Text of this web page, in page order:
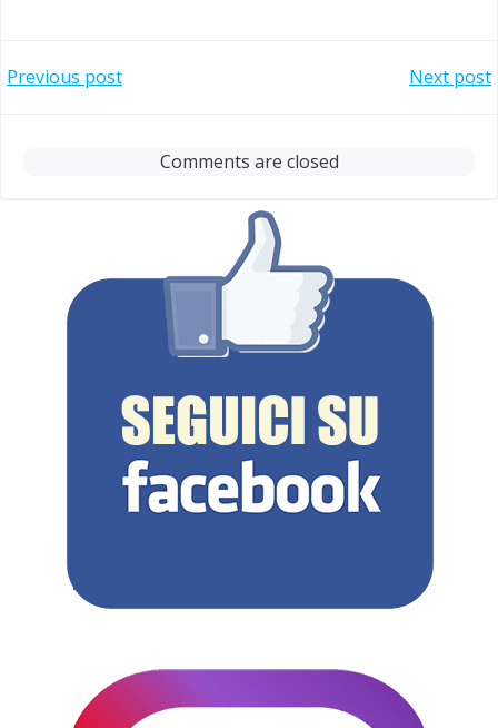
Post
navigation
Previous post
navigation
Next post
Comments are closed